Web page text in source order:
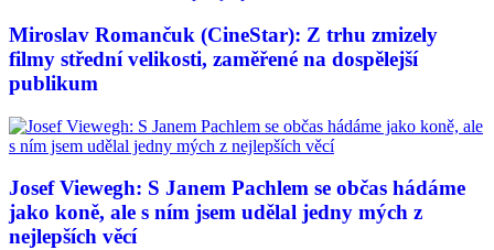
Miroslav Romančuk (CineStar): Z trhu zmizely
filmy střední velikosti, zaměřené na dospělejší
publikum
Josef Viewegh: S Janem Pachlem se občas hádáme
jako koně, ale s ním jsem udělal jedny mých z
nejlepších věcí